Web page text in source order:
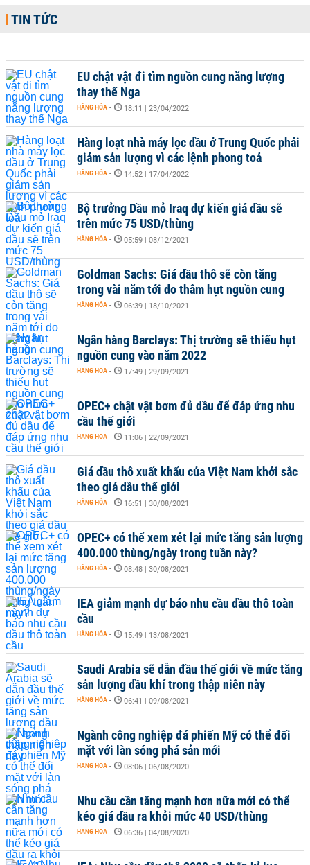
TIN TỨC
EU chật vật đi tìm nguồn cung năng lượng
thay thế Nga
HÀNG HÓA - 18:11 | 23/04/2022
Hàng loạt nhà máy lọc dầu ở Trung Quốc phải
giảm sản lượng vì các lệnh phong toả
HÀNG HÓA - 14:52 | 17/04/2022
Bộ trưởng Dầu mỏ Iraq dự kiến giá dầu sẽ
trên mức 75 USD/thùng
HÀNG HÓA - 05:59 | 08/12/2021
Goldman Sachs: Giá dầu thô sẽ còn tăng
trong vài năm tới do thâm hụt nguồn cung
HÀNG HÓA - 06:39 | 18/10/2021
Ngân hàng Barclays: Thị trường sẽ thiếu hụt
nguồn cung vào năm 2022
HÀNG HÓA - 17:49 | 29/09/2021
OPEC+ chật vật bơm đủ dầu để đáp ứng nhu
cầu thế giới
HÀNG HÓA - 11:06 | 22/09/2021
Giá dầu thô xuất khẩu của Việt Nam khởi sắc
theo giá dầu thế giới
HÀNG HÓA - 16:51 | 30/08/2021
OPEC+ có thể xem xét lại mức tăng sản lượng
400.000 thùng/ngày trong tuần này?
HÀNG HÓA - 08:48 | 30/08/2021
IEA giảm mạnh dự báo nhu cầu dầu thô toàn
cầu
HÀNG HÓA - 15:49 | 13/08/2021
Saudi Arabia sẽ dẫn đầu thế giới về mức tăng
sản lượng dầu khí trong thập niên này
HÀNG HÓA - 06:41 | 09/08/2021
Ngành công nghiệp đá phiến Mỹ có thể đối
mặt với làn sóng phá sản mới
HÀNG HÓA - 08:06 | 06/08/2020
Nhu cầu cần tăng mạnh hơn nữa mới có thể
kéo giá dầu ra khỏi mức 40 USD/thùng
HÀNG HÓA - 06:36 | 04/08/2020